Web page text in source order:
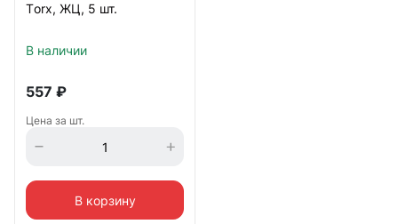
Тorx, ЖЦ, 5 шт.
В наличии
557 ₽
Цена за шт.
В корзину